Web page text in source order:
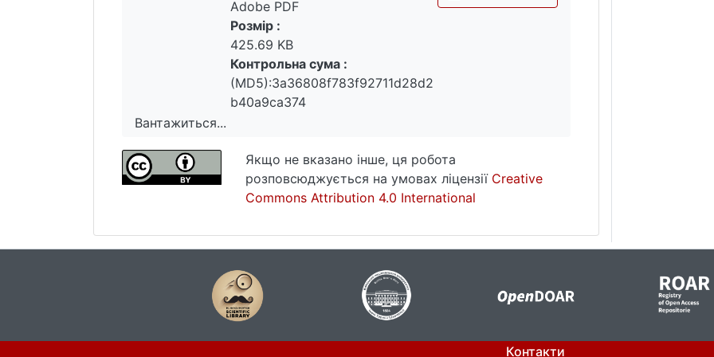
розподілу гідрофобності грунтів не вивчалися раніше, а отже наведені матеріали несуть
досліджень. Практичне значення: Більш точна інтерполяція гідрофобності грунтів та інших
зрозуміти тонкі процеси у межах великих площ. Картування з вищою точністю поліпшить
прогнозування ерозії грунтів.
Вантажиться...
Вантажиться...
Adobe PDF
Розмір :
425.69 KB
Контрольна сума :
(MD5):3a36808f783f92711d28d2
b40a9ca374
Якщо не вказано інше, ця робота
розповсюджується на умовах ліцензії Creative
Commons Attribution 4.0 International
Контакти